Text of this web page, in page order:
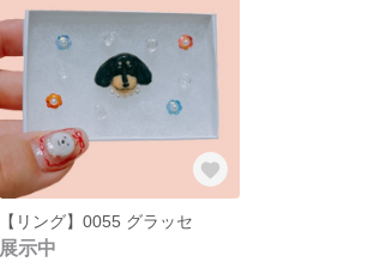
【リング】0055 グラッセ
展示中